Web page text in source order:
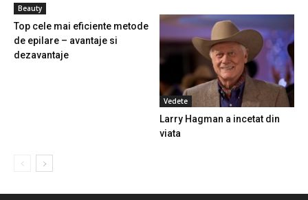
Beauty
Top cele mai eficiente metode
de epilare – avantaje si
dezavantaje
Vedete
Larry Hagman a incetat din
viata